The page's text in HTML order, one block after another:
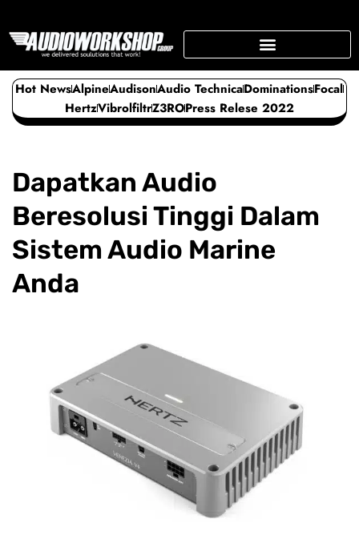
to
content
Hot NewsAlpineAudisonAudio TechnicaDominationsFocal
HertzVibrolfiltrZ3ROPress Relese 2022
Dapatkan Audio
Beresolusi Tinggi Dalam
Sistem Audio Marine
Anda